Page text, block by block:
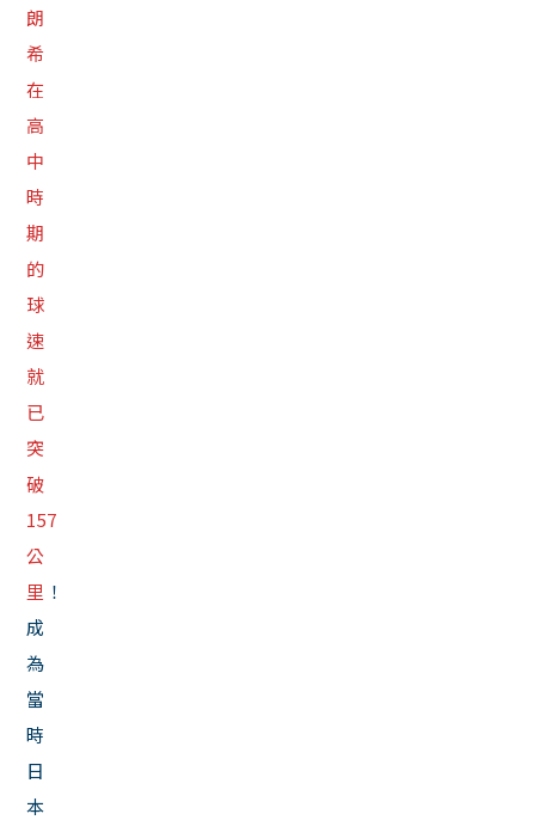
朗
希
在
高
中
時
期
的
球
速
就
已
突
破
157
公
里 ！
成
為
當
時
日
本